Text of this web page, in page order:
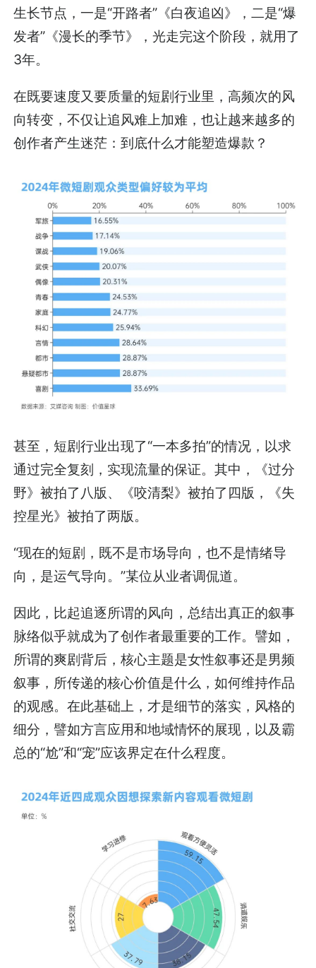
生长节点，一是“开路者”《白夜追凶》，二是“爆
发者”《漫长的季节》，光走完这个阶段，就用了
3年。
在既要速度又要质量的短剧行业里，高频次的风
向转变，不仅让追风难上加难，也让越来越多的
创作者产生迷茫：到底什么才能塑造爆款？
甚至，短剧行业出现了“一本多拍”的情况，以求
通过完全复刻，实现流量的保证。其中，《过分
野》被拍了八版、《咬清梨》被拍了四版，《失
控星光》被拍了两版。
“现在的短剧，既不是市场导向，也不是情绪导
向，是运气导向。”某位从业者调侃道。
因此，比起追逐所谓的风向，总结出真正的叙事
脉络似乎就成为了创作者最重要的工作。譬如，
所谓的爽剧背后，核心主题是女性叙事还是男频
叙事，所传递的核心价值是什么，如何维持作品
的观感。在此基础上，才是细节的落实，风格的
细分，譬如方言应用和地域情怀的展现，以及霸
总的“尬”和“宠”应该界定在什么程度。